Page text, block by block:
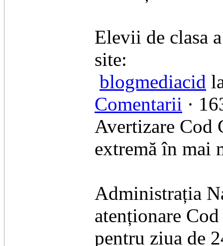
Elevii de clasa
site:
blogmediacid
Comentarii ·
Avertizare Cod
extremă în mai
Administrația
atenționare
pentru ziua de